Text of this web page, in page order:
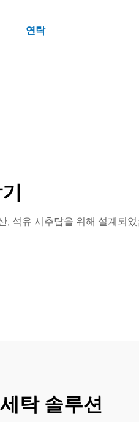
연락
, 석유 시추탑을 위해 설계되었
탁 솔루션